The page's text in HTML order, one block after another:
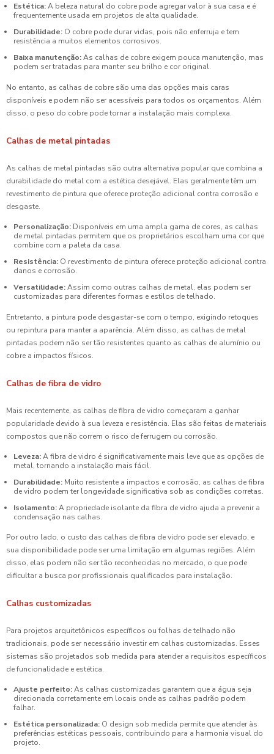
Estética:A beleza natural do cobre pode agregar valor à sua casa e é
frequentemente usada em projetos de alta qualidade.
Durabilidade: O cobre pode durar vidas, pois não enferruja e tem
resistência a muitos elementos corrosivos.
Baixa manutenção:As calhas de cobre exigem pouca manutenção, mas
podem ser tratadas para manter seu brilho e cor original.
No entanto, as calhas de cobre são uma das opções mais caras
disponíveis e podem não ser acessíveis para todos os orçamentos. Além
disso, o peso do cobre pode tornar a instalação mais complexa.
Calhas de metal pintadas
As calhas de metal pintadas são outra alternativa popular que combina a
durabilidade do metal com a estética desejável. Elas geralmente têm um
revestimento de pintura que oferece proteção adicional contra corrosão e
desgaste.
Personalização: Disponíveis em uma ampla gama de cores, as calhas
de metal pintadas permitem que os proprietários escolham uma cor que
combine com a paleta da casa.
Resistência: O revestimento de pintura oferece proteção adicional contra
danos e corrosão.
Versatilidade:Assim como outras calhas de metal, elas podem ser
customizadas para diferentes formas e estilos de telhado.
Entretanto, a pintura pode desgastar-se com o tempo, exigindo retoques
ou repintura para manter a aparência. Além disso, as calhas de metal
pintadas podem não ser tão resistentes quanto as calhas de alumínio ou
cobre a impactos físicos.
Calhas de fibra de vidro
Mais recentemente, as calhas de fibra de vidro começaram a ganhar
popularidade devido à sua leveza e resistência. Elas são feitas de materiais
compostos que não correm o risco de ferrugem ou corrosão.
Leveza:A fibra de vidro é significativamente mais leve que as opções de
metal, tornando a instalação mais fácil.
Durabilidade: Muito resistente a impactos e corrosão, as calhas de fibra
de vidro podem ter longevidade significativa sob as condições corretas.
Isolamento:A propriedade isolante da fibra de vidro ajuda a prevenir a
condensação nas calhas.
Por outro lado, o custo das calhas de fibra de vidro pode ser elevado, e
sua disponibilidade pode ser uma limitação em algumas regiões. Além
disso, elas podem não ser tão reconhecidas no mercado, o que pode
dificultar a busca por profissionais qualificados para instalação.
Calhas customizadas
Para projetos arquitetônicos específicos ou folhas de telhado não
tradicionais, pode ser necessário investir em calhas customizadas. Esses
sistemas são projetados sob medida para atender a requisitos específicos
de funcionalidade e estética.
Ajuste perfeito:As calhas customizadas garantem que a água seja
direcionada corretamente em locais onde as calhas padrão podem
falhar.
Estética personalizada: O design sob medida permite que atender às
preferências estéticas pessoais, contribuindo para a harmonia visual do
projeto.